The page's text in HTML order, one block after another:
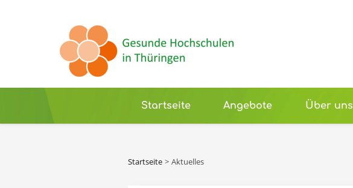
Startseite Angebote Über uns
Startseite Aktuelles